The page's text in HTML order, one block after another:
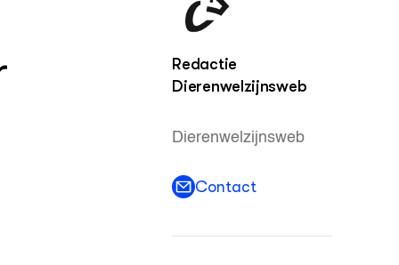
Redactie
Dierenwelzijnsweb
Dierenwelzijnsweb
Contact